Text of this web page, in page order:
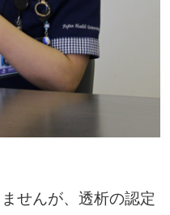
せんが、透析の認定